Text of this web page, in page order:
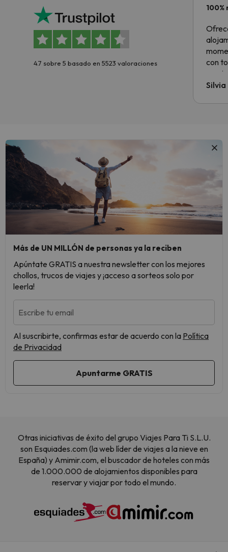
4.7 sobre 5 basado en 5523 valoraciones
con
Más de UN MILLÓN de personas ya la reciben
Apúntate GRATIS a nuestra newsletter con los mejores
chollos, trucos de viajes y ¡acceso a sorteos solo por
leerla!
Escribe tu email
Al suscribirte, confirmas estar de acuerdo con la Política
de Privacidad
Otras iniciativas de éxito del grupo Viajes Para Ti S.L.U.
son Esquiades.com (la web líder de viajes a la nieve en
España) y Amimir.com, el buscador de hoteles con más
de 1.000.000 de alojamientos disponibles para
reservar y viajar por todo el mundo.